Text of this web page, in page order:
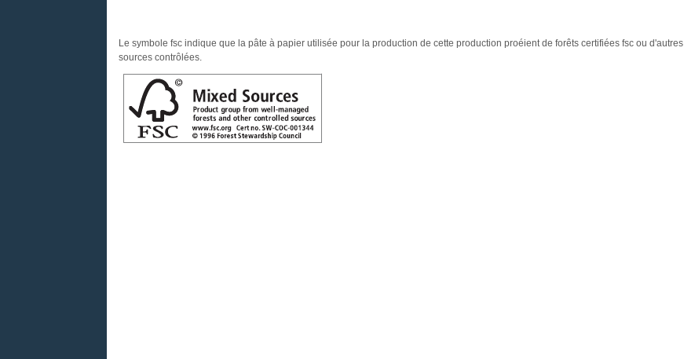
Le symbole fsc indique que la pâte à papier utilisée pour la production de cette production proéient de forêts certifiées fsc ou d'autres
sources contrôlées.